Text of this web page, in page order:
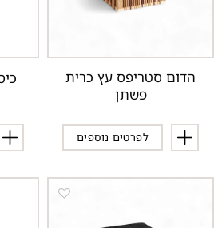
הדום סטריפס עץ כרית
פשתן
לפרטים נוספים